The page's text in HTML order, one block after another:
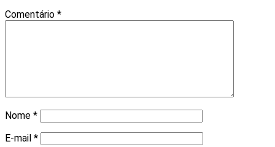
Comentário *
Nome *
E-mail *